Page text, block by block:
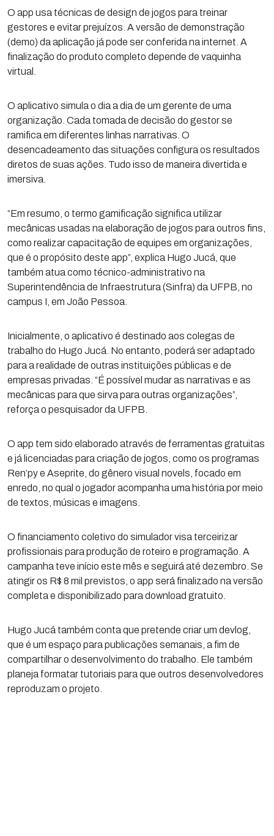
O app usa técnicas de design de jogos para treinar
gestores e evitar prejuízos. A versão de demonstração
(demo) da aplicação já pode ser conferida na internet. A
finalização do produto completo depende de vaquinha
virtual.
O aplicativo simula o dia a dia de um gerente de uma
organização. Cada tomada de decisão do gestor se
ramifica em diferentes linhas narrativas. O
desencadeamento das situações configura os resultados
diretos de suas ações. Tudo isso de maneira divertida e
imersiva.
“Em resumo, o termo gamificação significa utilizar
mecânicas usadas na elaboração de jogos para outros fins,
como realizar capacitação de equipes em organizações,
que é o propósito deste app”, explica Hugo Jucá, que
também atua como técnico-administrativo na
Superintendência de Infraestrutura (Sinfra) da UFPB, no
campus I, em João Pessoa.
Inicialmente, o aplicativo é destinado aos colegas de
trabalho do Hugo Jucá. No entanto, poderá ser adaptado
para a realidade de outras instituições públicas e de
empresas privadas. “É possível mudar as narrativas e as
mecânicas para que sirva para outras organizações”,
reforça o pesquisador da UFPB.
O app tem sido elaborado através de ferramentas gratuitas
e já licenciadas para criação de jogos, como os programas
Ren’py e Aseprite, do gênero visual novels, focado em
enredo, no qual o jogador acompanha uma história por meio
de textos, músicas e imagens.
O financiamento coletivo do simulador visa terceirizar
profissionais para produção de roteiro e programação. A
campanha teve início este mês e seguirá até dezembro. Se
atingir os R$ 8 mil previstos, o app será finalizado na versão
completa e disponibilizado para download gratuito.
Hugo Jucá também conta que pretende criar um devlog,
que é um espaço para publicações semanais, a fim de
compartilhar o desenvolvimento do trabalho. Ele também
planeja formatar tutoriais para que outros desenvolvedores
reproduzam o projeto.